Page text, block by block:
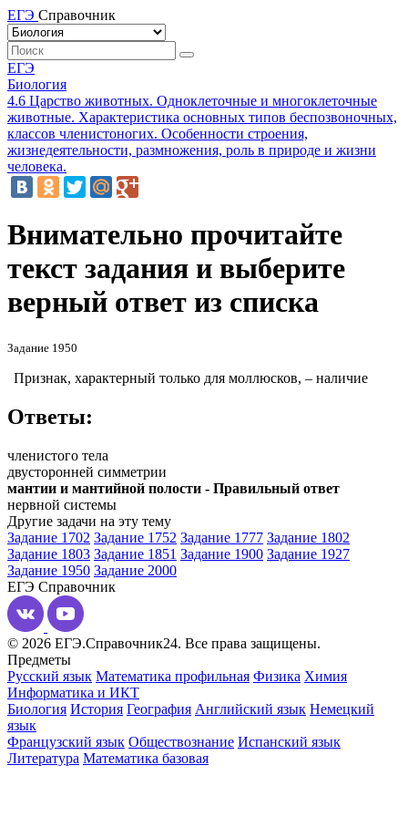
ЕГЭ Справочник
ЕГЭ
Биология
4.6 Царство животных. Одноклеточные и многоклеточные
животные. Характеристика основных типов беспозвоночных,
классов членистоногих. Особенности строения,
жизнедеятельности, размножения, роль в природе и жизни
человека.
Внимательно прочитайте
текст задания и выберите
верный ответ из списка
Задание 1950
Признак, характерный только для моллюсков, – наличие
Ответы:
членистого тела
двусторонней симметрии
мантии и мантийной полости - Правильный ответ
нервной системы
Другие задачи на эту тему
Задание 1702 Задание 1752 Задание 1777 Задание 1802
Задание 1803 Задание 1851 Задание 1900 Задание 1927
Задание 1950 Задание 2000
ЕГЭ Справочник
© 2026 ЕГЭ.Справочник24. Все права защищены.
Предметы
Русский язык Математика профильная Физика Химия
Информатика и ИКТ
Биология История География Английский язык Немецкий
язык
Французский язык Обществознание Испанский язык
Литература Математика базовая